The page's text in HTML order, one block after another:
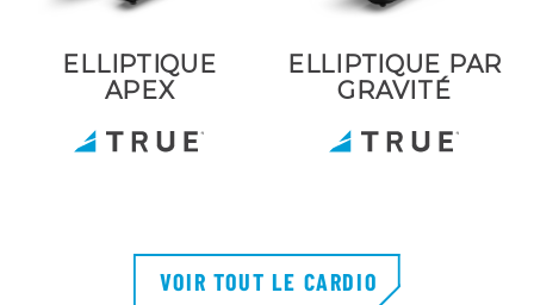
ELLIPTIQUE
APEX
ELLIPTIQUE PAR
GRAVITÉ
VOIR TOUT LE CARDIO